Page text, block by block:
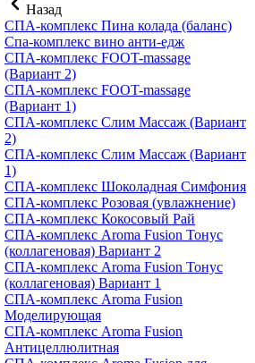
Назад
СПА-комплекс Пина колада (баланс)
Cпа-комплекс вино анти-едж
СПА-комплекс FOOT-massage
(Вариант 2)
СПА-комплекс FOOT-massage
(Вариант 1)
СПА-комплекс Слим Массаж (Вариант
2)
СПА-комплекс Слим Массаж (Вариант
1)
СПА-комплекс Шоколадная Симфония
СПА-комплекс Розовая (увлажнение)
СПА-комплекс Кокосовый Рай
СПА-комплекс Aroma Fusion Тонус
(коллагеновая) Вариант 2
СПА-комплекс Aroma Fusion Тонус
(коллагеновая) Вариант 1
СПА-комплекс Aroma Fusion
Моделирующая
СПА-комплекс Aroma Fusion
Антицеллюлитная